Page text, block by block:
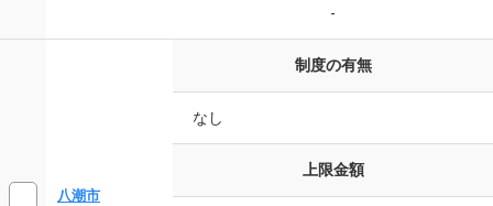
-
八潮市
制度の有無
なし
上限金額